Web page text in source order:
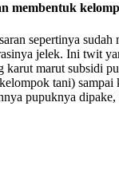
membentuk
sepertinya
jelek. Ini twit
karut marut subsidi
tani)
pupuknya